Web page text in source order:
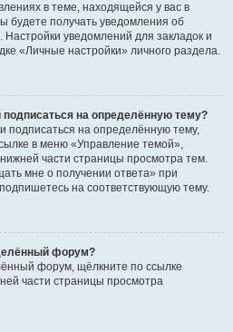
в теме, находящейся у вас в
будете получать уведомления об
уведомлений для закладок и
«Личные настройки» личного раздела.
подписаться на определённую тему?
подписаться на определённую тему,
в меню «Управление темой»,
части страницы просмотра тем.
мне о получении ответа» при
на соответствующую тему.
форум?
форум, щёлкните по ссылке
части страницы просмотра